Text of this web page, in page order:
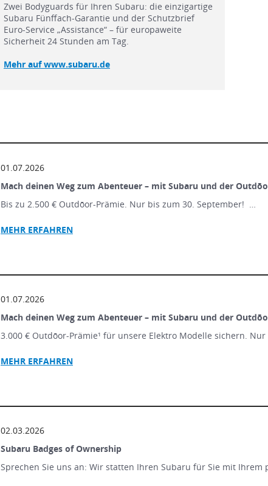
Zwei Bodyguards für Ihren Subaru: die einzigartige
Subaru Fünffach-Garantie und der Schutzbrief
Euro-Service „Assistance“ – für europaweite
Sicherheit 24 Stunden am Tag.
Mehr auf www.subaru.de
01.07.2026
Mach deinen Weg zum Abenteuer – mit Subaru und der
Bis zu 2.500 € Outdōor-Prämie. Nur bis zum 30. September! …
MEHR ERFAHREN
01.07.2026
Mach deinen Weg zum Abenteuer – mit Subaru und der
3.000 € Outdōor-Prämie¹ für unsere Elektro Modelle sichern.
MEHR ERFAHREN
02.03.2026
Subaru Badges of Ownership
Sprechen Sie uns an: Wir statten Ihren Subaru für Sie mit Ihrem